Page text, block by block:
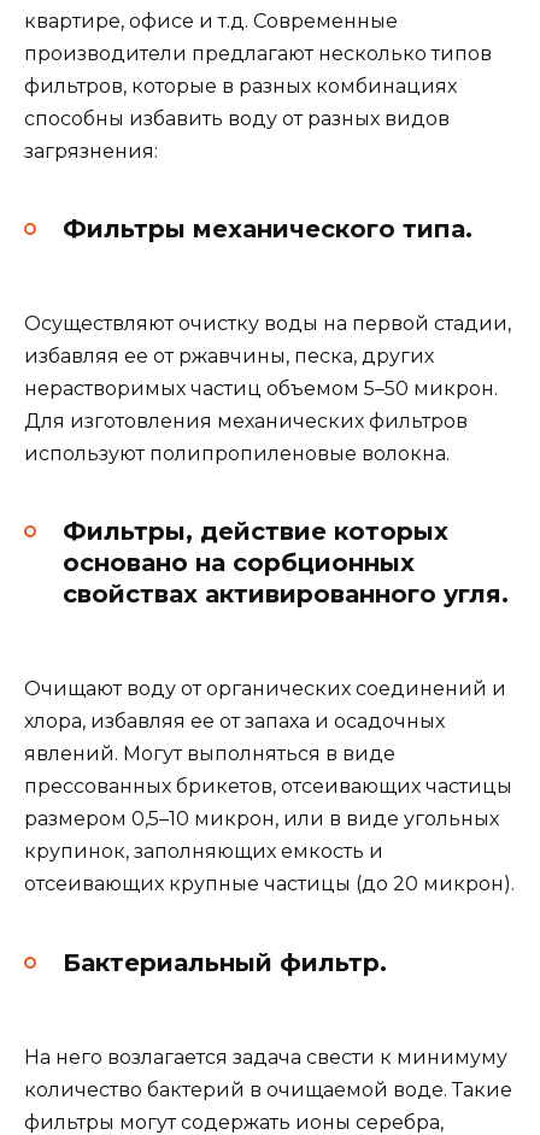
квартире, офисе и т.д. Современные
производители предлагают несколько типов
фильтров, которые в разных комбинациях
способны избавить воду от разных видов
загрязнения:
Фильтры механического типа.
Осуществляют очистку воды на первой стадии,
избавляя ее от ржавчины, песка, других
нерастворимых частиц объемом 5–50 микрон.
Для изготовления механических фильтров
используют полипропиленовые волокна.
Фильтры, действие которых
основано на сорбционных
свойствах активированного угля.
Очищают воду от органических соединений и
хлора, избавляя ее от запаха и осадочных
явлений. Могут выполняться в виде
прессованных брикетов, отсеивающих частицы
размером 0,5–10 микрон, или в виде угольных
крупинок, заполняющих емкость и
отсеивающих крупные частицы (до 20 микрон).
Бактериальный фильтр.
На него возлагается задача свести к минимуму
количество бактерий в очищаемой воде. Такие
фильтры могут содержать ионы серебра,